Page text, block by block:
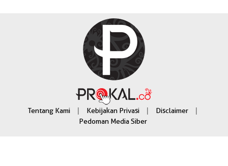
Tentang Kami | Kebijakan Privasi | Disclaimer |
Pedoman Media Siber